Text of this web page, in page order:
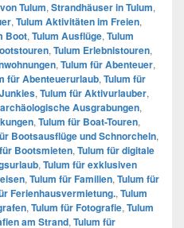
Tulum, Strandhäuser in Tulum,
, Tulum Aktivitäten im Freien,
Boot, Tulum Ausflüge, Tulum
, Tulum Erlebnistouren,
, Tulum für Abenteuer,
für Abenteuerurlaub, Tulum für
, Tulum für Aktivurlauber,
Ausgrabungen,
, Tulum für Boat-Touren,
Bootsausflüge und Schnorcheln,
Bootsmieten, Tulum für digitale
, Tulum für exklusiven
, Tulum für Familien, Tulum für
Ferienhausvermietung., Tulum
, Tulum für Fotografie, Tulum
am Strand, Tulum für